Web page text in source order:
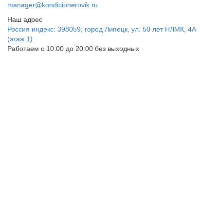
manager@kondicionerovik.ru
Наш адрес
Россия индекс: 398059, город Липецк, ул. 50 лет НЛМК, 4А
(этаж 1)
Работаем с 10:00 до 20:00 без выходных